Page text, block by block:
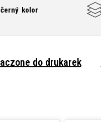
černý kolor
do drukarek